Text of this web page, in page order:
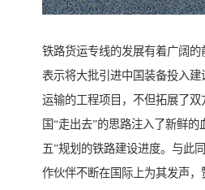
铁路货运专线的发展有着广阔的
表示将大批引进中国装备投入
运输的工程项目，不但拓展了
国“走出去”的思路注入了新鲜的
五”规划的铁路建设进度。与此
作伙伴不断在国际上为其发声，